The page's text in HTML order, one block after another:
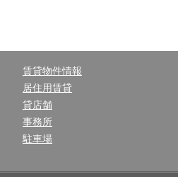
賃貸物件情報
居住用賃貸
貸店舗
事務所
駐車場